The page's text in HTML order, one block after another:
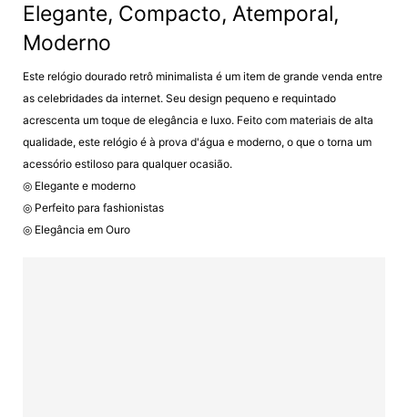
Elegante, Compacto, Atemporal,
Moderno
Este relógio dourado retrô minimalista é um item de grande venda entre
as celebridades da internet. Seu design pequeno e requintado
acrescenta um toque de elegância e luxo. Feito com materiais de alta
qualidade, este relógio é à prova d'água e moderno, o que o torna um
acessório estiloso para qualquer ocasião.
◎ Elegante e moderno
◎ Perfeito para fashionistas
◎ Elegância em Ouro